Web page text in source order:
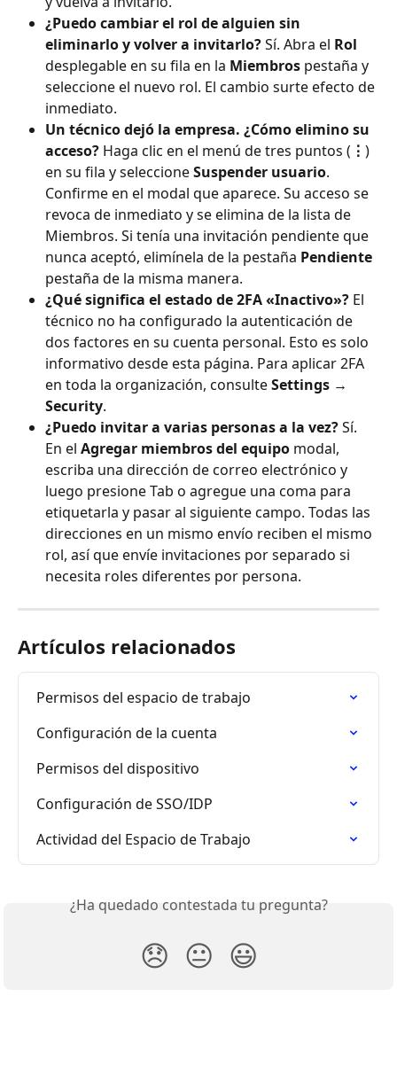
¿Puedo cambiar el rol de alguien sin
eliminarlo y volver a invitarlo? Sí. Abra el Rol
desplegable en su fila en la Miembros pestaña y
seleccione el nuevo rol. El cambio surte efecto de
inmediato.
Un técnico dejó la empresa. ¿Cómo elimino su
acceso? Haga clic en el menú de tres puntos ( ⋮ )
en su fila y seleccione Suspender usuario.
Confirme en el modal que aparece. Su acceso se
revoca de inmediato y se elimina de la lista de
Miembros. Si tenía una invitación pendiente que
nunca aceptó, elimínela de la pestaña Pendiente
pestaña de la misma manera.
¿Qué significa el estado de 2FA «Inactivo»? El
técnico no ha configurado la autenticación de
dos factores en su cuenta personal. Esto es solo
informativo desde esta página. Para aplicar 2FA
en toda la organización, consulte Settings →
Security.
¿Puedo invitar a varias personas a la vez? Sí.
En el Agregar miembros del equipo modal,
escriba una dirección de correo electrónico y
luego presione Tab o agregue una coma para
etiquetarla y pasar al siguiente campo. Todas las
direcciones en un mismo envío reciben el mismo
rol, así que envíe invitaciones por separado si
necesita roles diferentes por persona.
Artículos relacionados
Permisos del espacio de trabajo
Configuración de la cuenta
Permisos del dispositivo
Configuración de SSO/IDP
Actividad del Espacio de Trabajo
¿Ha quedado contestada tu pregunta?
😞 😐 😃